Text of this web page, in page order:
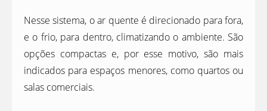
Nesse sistema, o ar quente é direcionado para fora,
e o frio, para dentro, climatizando o ambiente. São
opções compactas e, por esse motivo, são mais
indicados para espaços menores, como quartos ou
salas comerciais.